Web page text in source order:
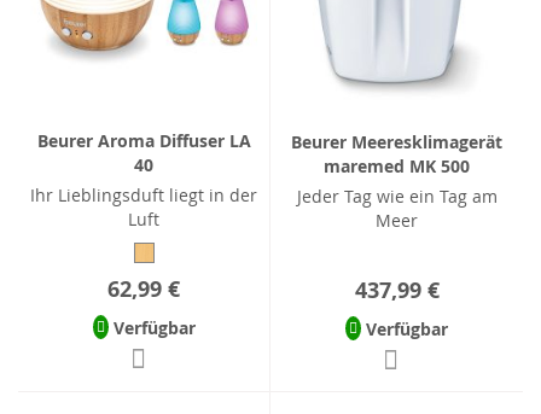
Beurer Aroma Diffuser LA
40
Ihr Lieblingsduft liegt in der
Luft
62,99 €
Verfügbar
Beurer Meeresklimagerät
maremed MK 500
Jeder Tag wie ein Tag am
Meer
437,99 €
Verfügbar